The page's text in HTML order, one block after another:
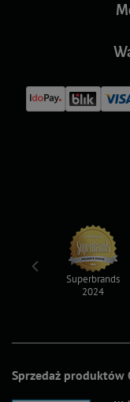
Sprzedaż produktów
Superbrands
2024